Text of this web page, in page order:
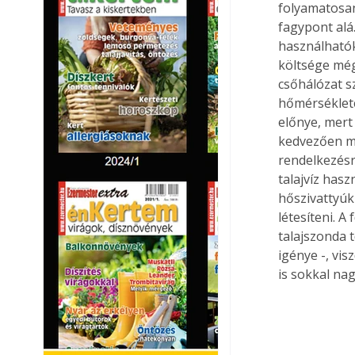
fagypont
költsége
csőhálózat
előnye,
kedvezően
talajvíz
létesíteni. A
talajszonda
igénye -,
is sokkal